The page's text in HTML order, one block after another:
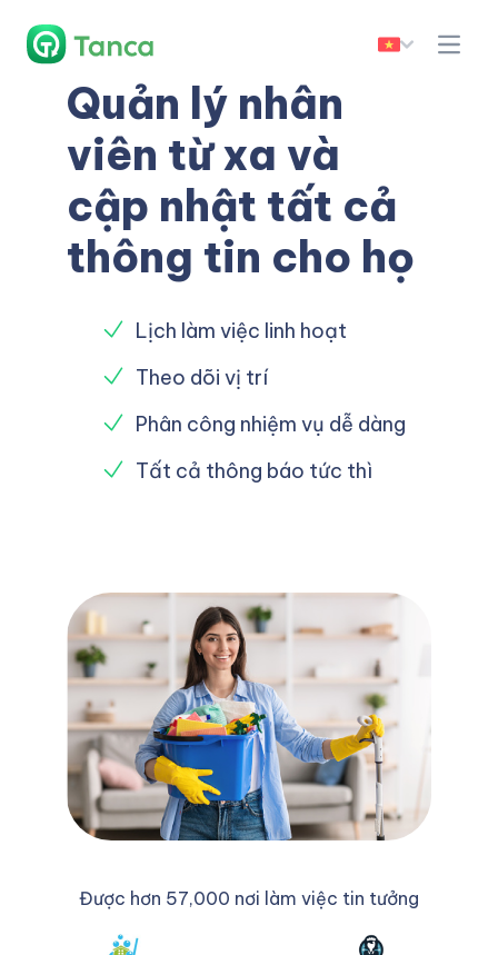
Quản lý nhân
viên từ xa và
cập nhật tất cả
thông tin cho họ
Lịch làm việc linh hoạt
Theo dõi vị trí
Phân công nhiệm vụ dễ dàng
Tất cả thông báo tức thì
Được hơn 57,000 nơi làm việc tin tưởng